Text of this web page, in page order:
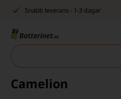
Inga dolda avgifter
Fasta låga priser
Bra Trustscore
Billig leverans från 49,-
Camelion